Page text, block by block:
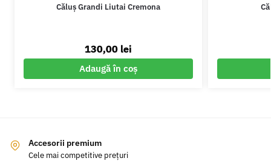
Căluș Grandi Liutai Cremona
130,00 lei
Adaugă în coș
Accesorii premium
Cele mai competitive prețuri